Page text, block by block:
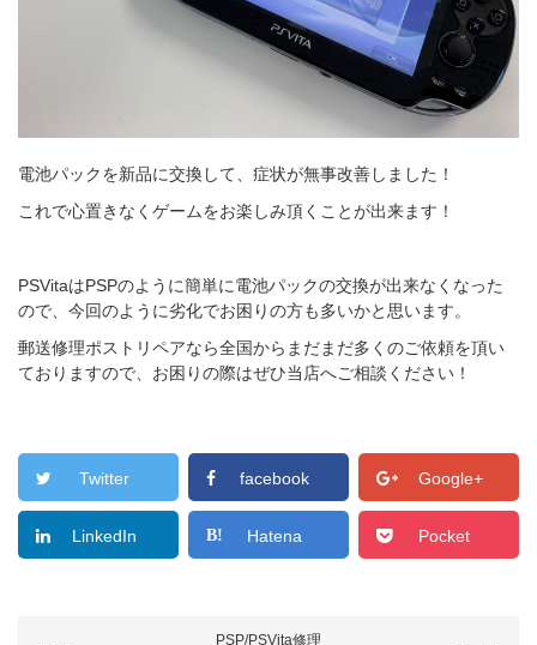
電池パックを新品に交換して、症状が無事改善しました！
これで心置きなくゲームをお楽しみ頂くことが出来ます！
PSVitaはPSPのように簡単に電池パックの交換が出来なくなった
ので、今回のように劣化でお困りの方も多いかと思います。
郵送修理ポストリペアなら全国からまだまだ多くのご依頼を頂い
ておりますので、お困りの際はぜひ当店へご相談ください！
Twitter facebook Google+
LinkedIn Hatena Pocket
PSP/PSVita修理